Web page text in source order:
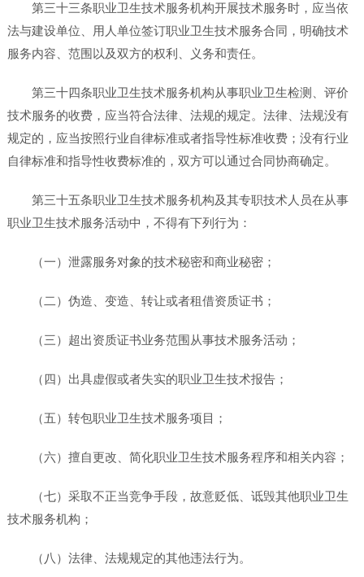
第三十三条职业卫生技术服务机构开展技术服务时，应当依
法与建设单位、用人单位签订职业卫生技术服务合同，明确技术
服务内容、范围以及双方的权利、义务和责任。
第三十四条职业卫生技术服务机构从事职业卫生检测、评价
技术服务的收费，应当符合法律、法规的规定。法律、法规没有
规定的，应当按照行业自律标准或者指导性标准收费；没有行业
自律标准和指导性收费标准的，双方可以通过合同协商确定。
第三十五条职业卫生技术服务机构及其专职技术人员在从事
职业卫生技术服务活动中，不得有下列行为：
（一）泄露服务对象的技术秘密和商业秘密；
（二）伪造、变造、转让或者租借资质证书；
（三）超出资质证书业务范围从事技术服务活动；
（四）出具虚假或者失实的职业卫生技术报告；
（五）转包职业卫生技术服务项目；
（六）擅自更改、简化职业卫生技术服务程序和相关内容；
（七）采取不正当竞争手段，故意贬低、诋毁其他职业卫生
技术服务机构；
（八）法律、法规规定的其他违法行为。